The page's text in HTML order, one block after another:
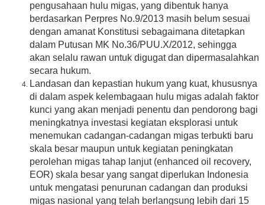
pengusahaan hulu migas, yang dibentuk hanya
berdasarkan Perpres No.9/2013 masih belum sesuai
dengan amanat Konstitusi sebagaimana ditetapkan
dalam Putusan MK No.36/PUU.X/2012, sehingga
akan selalu rawan untuk digugat dan dipermasalahkan
secara hukum.
Landasan dan kepastian hukum yang kuat, khususnya
di dalam aspek kelembagaan hulu migas adalah faktor
kunci yang akan menjadi penentu dan pendorong bagi
meningkatnya investasi kegiatan eksplorasi untuk
menemukan cadangan-cadangan migas terbukti baru
skala besar maupun untuk kegiatan peningkatan
perolehan migas tahap lanjut (enhanced oil recovery,
EOR) skala besar yang sangat diperlukan Indonesia
untuk mengatasi penurunan cadangan dan produksi
migas nasional yang telah berlangsung lebih dari 15